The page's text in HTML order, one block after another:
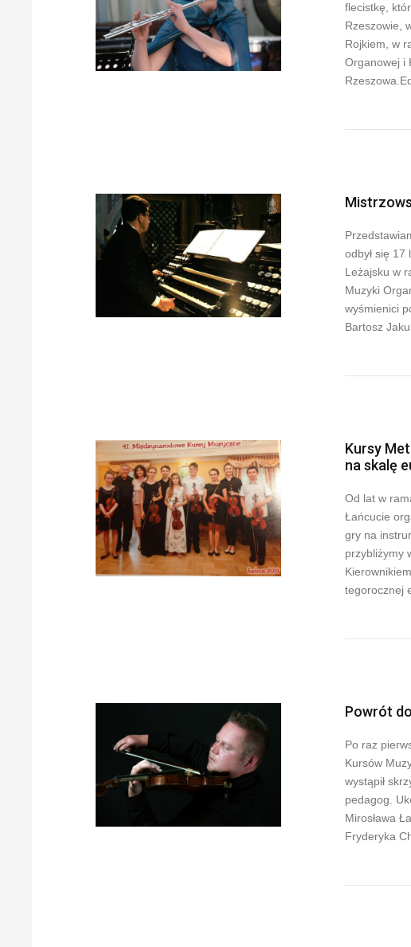
flecistkę,
Rzeszowie,
Rojkiem, w
Organowej i
odbył się
Leżajsku w
Muzyki
wyśmienici
Bartosz
Kursy
na skalę
Od lat w
Łańcucie
gry na
przybliżymy
tegorocznej
Powrót
Po raz
Kursów
wystąpił
pedagog.
Mirosława
Fryderyka